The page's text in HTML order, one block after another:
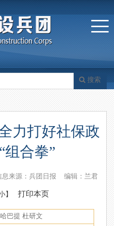
搜索
力打好社保政
组合拳”
来源：兵团日报 编辑：兰君
】 打印本页
巴提 杜研文